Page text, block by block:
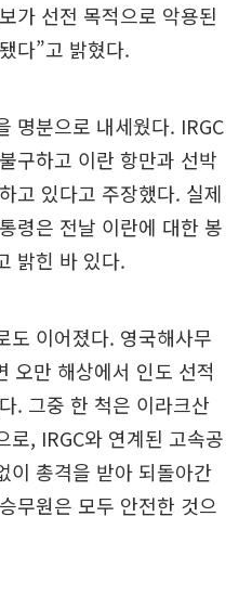
가 선전 목적으로 악용된
다”고 밝혔다.
명분으로 내세웠다. IRGC
구하고 이란 항만과 선박
고 있다고 주장했다. 실제
령은 전날 이란에 대한 봉
밝힌 바 있다.
도 이어졌다. 영국해사무
오만 해상에서 인도 선적
. 그중 한 척은 이라크산
로, IRGC와 연계된 고속공
이 총격을 받아 되돌아간
무원은 모두 안전한 것으